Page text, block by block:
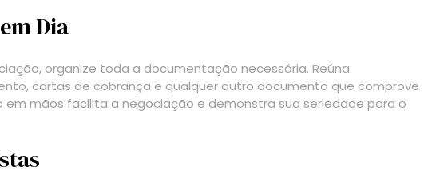
Dia
organize toda a documentação necessária. Reúna
cartas de cobrança e qualquer outro documento que comprove
em mãos facilita a negociação e demonstra sua seriedade para o